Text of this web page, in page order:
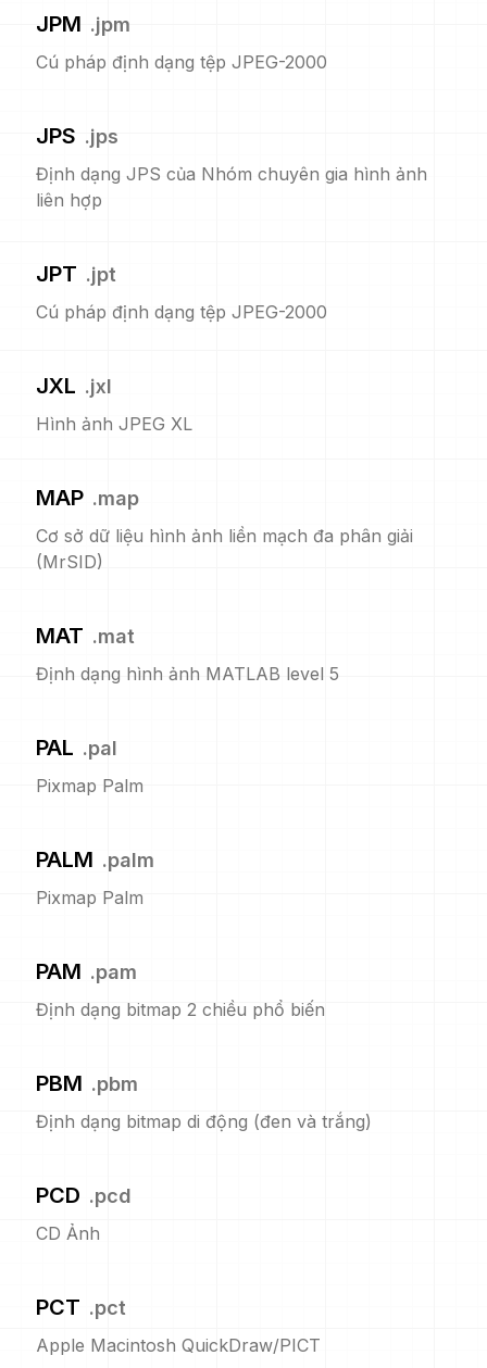
JPM .jpm
Cú pháp định dạng tệp JPEG-2000
JPS .jps
Định dạng JPS của Nhóm chuyên gia hình ảnh
liên hợp
JPT .jpt
Cú pháp định dạng tệp JPEG-2000
JXL .jxl
Hình ảnh JPEG XL
MAP .map
Cơ sở dữ liệu hình ảnh liền mạch đa phân giải
(MrSID)
MAT .mat
Định dạng hình ảnh MATLAB level 5
PAL .pal
Pixmap Palm
PALM .palm
Pixmap Palm
PAM .pam
Định dạng bitmap 2 chiều phổ biến
PBM .pbm
Định dạng bitmap di động (đen và trắng)
PCD .pcd
CD Ảnh
PCT .pct
Apple Macintosh QuickDraw/PICT